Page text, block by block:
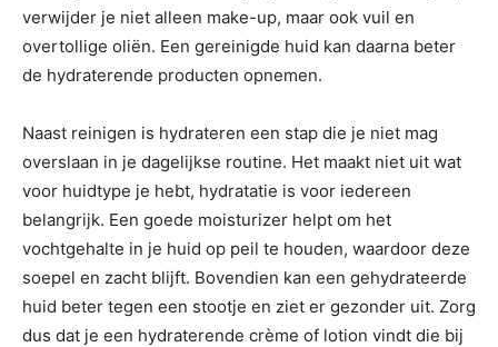
verwijder je niet alleen make-up, maar ook vuil en
overtollige oliën. Een gereinigde huid kan daarna beter
de hydraterende producten opnemen.
Naast reinigen is hydrateren een stap die je niet mag
overslaan in je dagelijkse routine. Het maakt niet uit wat
voor huidtype je hebt, hydratatie is voor iedereen
belangrijk. Een goede moisturizer helpt om het
vochtgehalte in je huid op peil te houden, waardoor deze
soepel en zacht blijft. Bovendien kan een gehydrateerde
huid beter tegen een stootje en ziet er gezonder uit. Zorg
dus dat je een hydraterende crème of lotion vindt die bij